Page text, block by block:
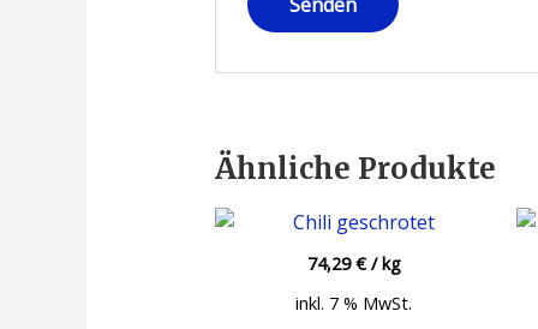
Ähnliche Produkte
74,29€/kg
inkl. 7 % MwSt.